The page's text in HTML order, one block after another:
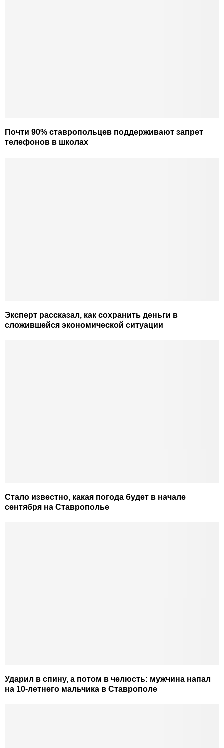
Почти 90% ставропольцев поддерживают запрет
телефонов в школах
Эксперт рассказал, как сохранить деньги в
сложившейся экономической ситуации
Стало известно, какая погода будет в начале
сентября на Ставрополье
Ударил в спину, а потом в челюсть: мужчина напал
на 10-летнего мальчика в Ставрополе